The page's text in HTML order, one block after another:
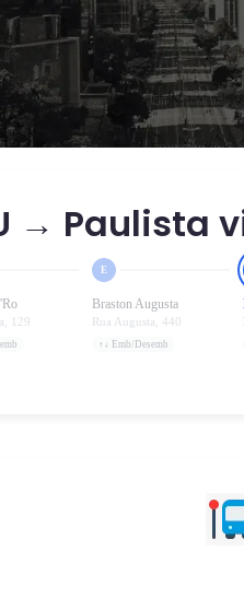
→ Paulista
129
E
Braston Augusta
Rua Augusta, 440
↑↓ Emb/Desemb